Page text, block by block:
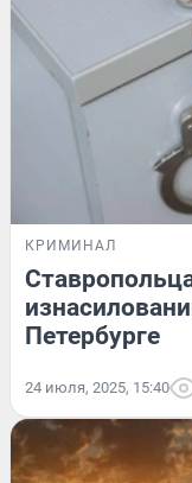
КРИМИНАЛ
Петербурге
24 июля, 2025, 15:40